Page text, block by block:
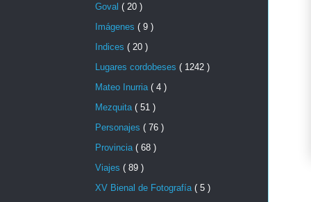
Goval ( 20 )
Imágenes ( 9 )
Indices ( 20 )
Lugares cordobeses ( 1242 )
Mateo Inurria ( 4 )
Mezquita ( 51 )
Personajes ( 76 )
Provincia ( 68 )
Viajes ( 89 )
XV Bienal de Fotografía ( 5 )